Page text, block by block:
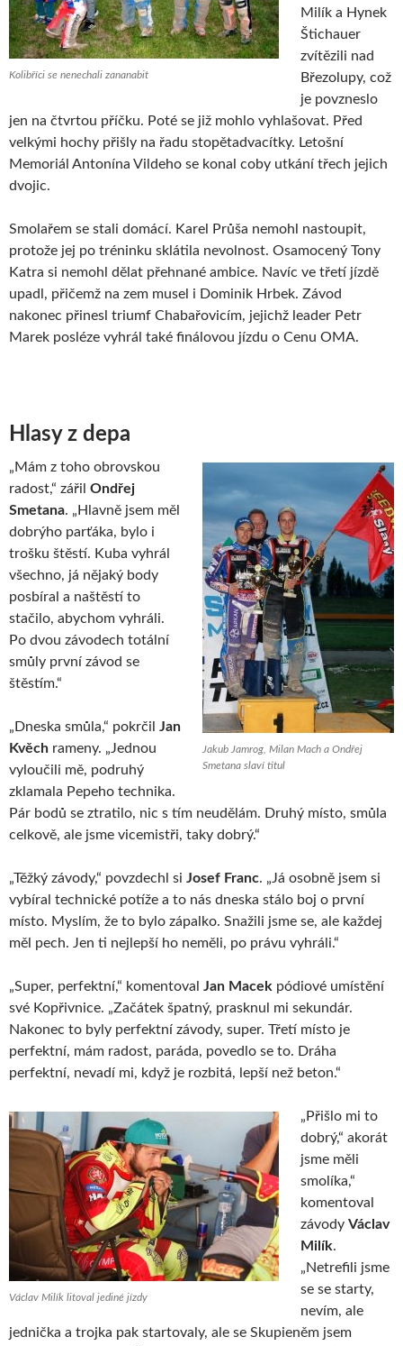
Kolibříci se nenechali zananabit
Milík a Hynek
Štichauer
zvítězili nad
Březolupy, což
je povzneslo
jen na čtvrtou příčku. Poté se již mohlo vyhlašovat. Před
velkými hochy přišly na řadu stopětadvacítky. Letošní
Memoriál Antonína Vildeho se konal coby utkání třech jejich
dvojic.
Smolařem se stali domácí. Karel Průša nemohl nastoupit,
protože jej po tréninku sklátila nevolnost. Osamocený Tony
Katra si nemohl dělat přehnané ambice. Navíc ve třetí jízdě
upadl, přičemž na zem musel i Dominik Hrbek. Závod
nakonec přinesl triumf Chabařovicím, jejichž leader Petr
Marek posléze vyhrál také finálovou jízdu o Cenu OMA.
Hlasy z depa
Jakub Jamrog, Milan Mach a Ondřej
Smetana slaví titul
„Mám z toho obrovskou
radost,“ zářil Ondřej
Smetana. „Hlavně jsem měl
dobrýho parťáka, bylo i
trošku štěstí. Kuba vyhrál
všechno, já nějaký body
posbíral a naštěstí to
stačilo, abychom vyhráli.
Po dvou závodech totální
smůly první závod se
štěstím.“
„Dneska smůla,“ pokrčil Jan
Kvěch rameny. „Jednou
vyloučili mě, podruhý
zklamala Pepeho technika.
Pár bodů se ztratilo, nic s tím neudělám. Druhý místo, smůla
celkově, ale jsme vicemistři, taky dobrý.“
„Těžký závody,“ povzdechl si Josef Franc. „Já osobně jsem si
vybíral technické potíže a to nás dneska stálo boj o první
místo. Myslím, že to bylo zápalko. Snažili jsme se, ale každej
měl pech. Jen ti nejlepší ho neměli, po právu vyhráli.“
„Super, perfektní,“ komentoval Jan Macek pódiové umístění
své Kopřivnice. „Začátek špatný, prasknul mi sekundár.
Nakonec to byly perfektní závody, super. Třetí místo je
perfektní, mám radost, paráda, povedlo se to. Dráha
perfektní, nevadí mi, když je rozbitá, lepší než beton.“
Václav Milík litoval jediné jízdy
„Přišlo mi to
dobrý,“ akorát
jsme měli
smolíka,“
komentoval
závody Václav
Milík.
„Netrefili jsme
se se starty,
nevím, ale
jednička a trojka pak startovaly, ale se Skupieněm jsem